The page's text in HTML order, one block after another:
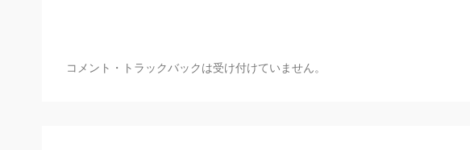
コメント・トラックバックは受け付けていません。